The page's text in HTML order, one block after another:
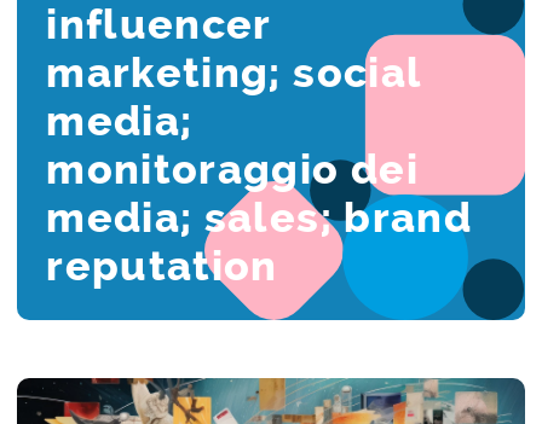
influencer
marketing; social
media;
monitoraggio dei
media; sales; brand
reputation